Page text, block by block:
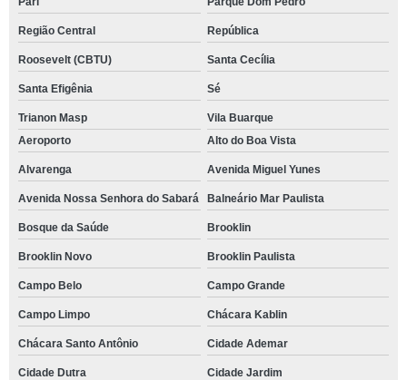
Região Central República
Roosevelt (CBTU) Santa Cecília
Santa Efigênia Sé
Trianon Masp
Vila Buarque
Aeroporto
Alto do Boa Vista
Alvarenga Avenida Miguel Yunes
Avenida Nossa Senhora do Sabará Balneário Mar Paulista
Bosque da Saúde Brooklin
Brooklin Novo Brooklin Paulista
Campo Belo Campo Grande
Campo Limpo Chácara Kablin
Chácara Santo Antônio Cidade Ademar
Cidade Dutra Cidade Jardim